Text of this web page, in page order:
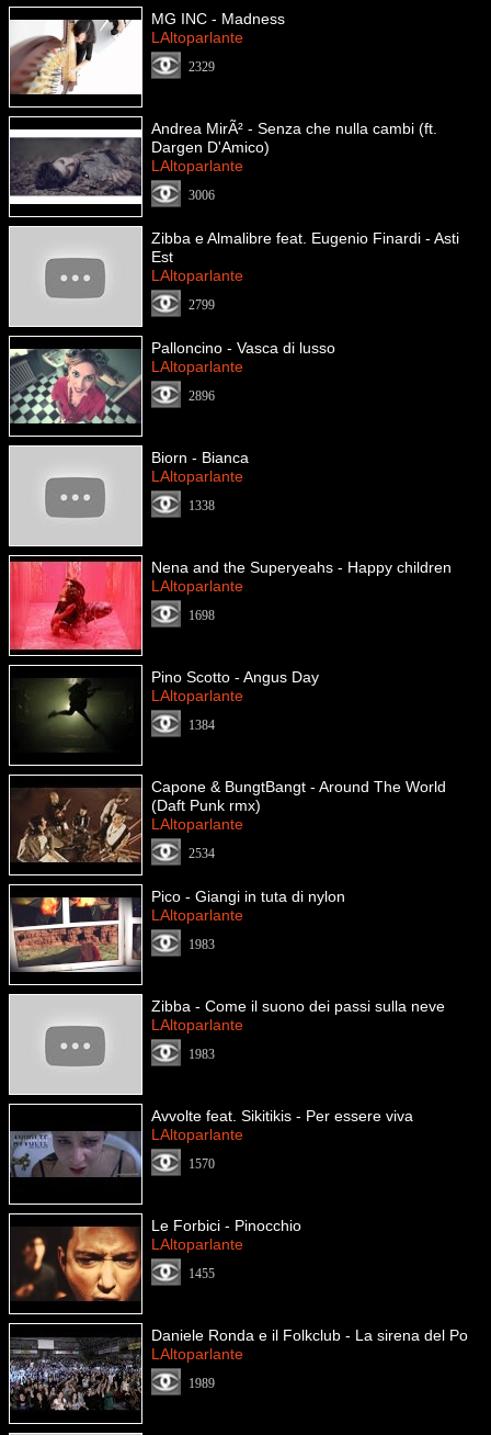
MG INC - Madness
LAltoparlante
2329
Andrea MirÃ² - Senza che nulla cambi (ft.
Dargen D'Amico)
LAltoparlante
3006
Zibba e Almalibre feat. Eugenio Finardi - Asti
Est
LAltoparlante
2799
Palloncino - Vasca di lusso
LAltoparlante
2896
Biorn - Bianca
LAltoparlante
1338
Nena and the Superyeahs - Happy children
LAltoparlante
1698
Pino Scotto - Angus Day
LAltoparlante
1384
Capone & BungtBangt - Around The World
(Daft Punk rmx)
LAltoparlante
2534
Pico - Giangi in tuta di nylon
LAltoparlante
1983
Zibba - Come il suono dei passi sulla neve
LAltoparlante
1983
Avvolte feat. Sikitikis - Per essere viva
LAltoparlante
1570
Le Forbici - Pinocchio
LAltoparlante
1455
Daniele Ronda e il Folkclub - La sirena del Po
LAltoparlante
1989